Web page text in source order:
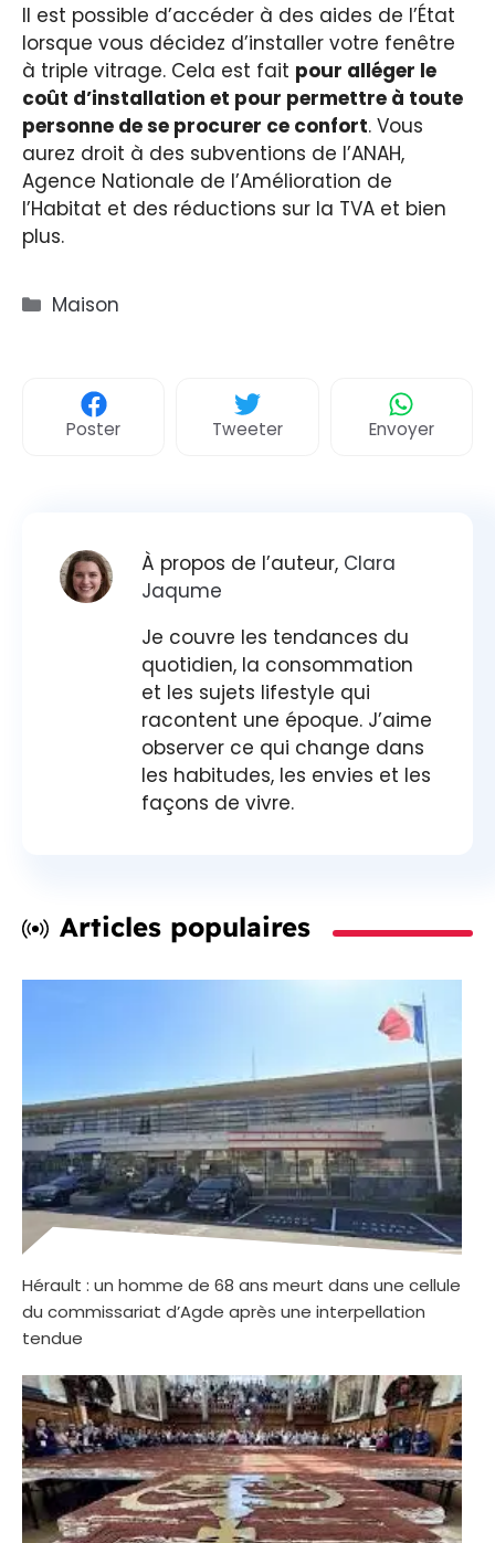
Il est possible d’accéder à des aides de l’État
lorsque vous décidez d’installer votre fenêtre
à triple vitrage. Cela est fait pour alléger le
coût d’installation et pour permettre à toute
personne de se procurer ce confort. Vous
aurez droit à des subventions de l’ANAH,
Agence Nationale de l’Amélioration de
l’Habitat et des réductions sur la TVA et bien
plus.
Catégories
Maison
Poster Tweeter Envoyer
À propos de l’auteur, Clara
Jaqume
Je couvre les tendances du
quotidien, la consommation
et les sujets lifestyle qui
racontent une époque. J’aime
observer ce qui change dans
les habitudes, les envies et les
façons de vivre.
Articles populaires
Hérault : un homme de 68 ans meurt dans une cellule
du commissariat d’Agde après une interpellation
tendue